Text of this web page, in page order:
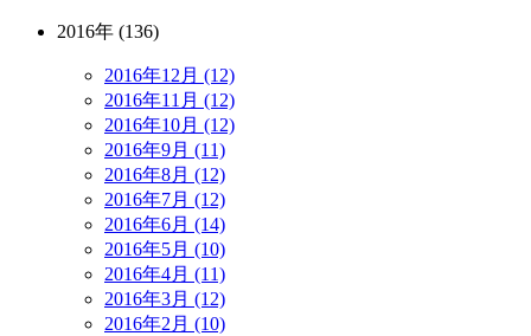
2016年 (136)
2016年12月 (12)
2016年11月 (12)
2016年10月 (12)
2016年9月 (11)
2016年8月 (12)
2016年7月 (12)
2016年6月 (14)
2016年5月 (10)
2016年4月 (11)
2016年3月 (12)
2016年2月 (10)